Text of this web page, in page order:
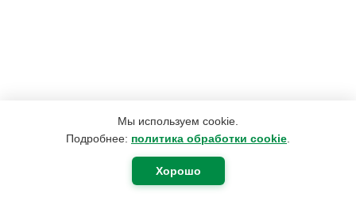
Мы используем cookie.
Подробнее: политика обработки cookie
Хорошо